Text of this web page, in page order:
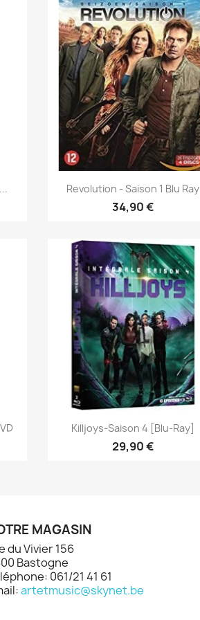
Aperçu rapide
Revolution - Saison 1 Blu Ray
34,90 €
Aperçu rapide
Killjoys-Saison 4 [Blu-Ray]
29,90 €
MAGASIN
du Vivier 156
Bastogne
061/21 41 61
artetmusic@skynet.be